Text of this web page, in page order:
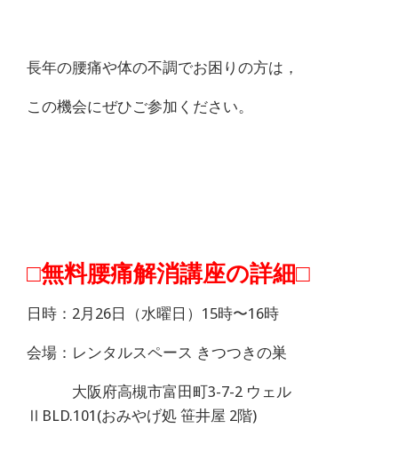
長年の腰痛や体の不調でお困りの方は，
この機会にぜひご参加ください。
□無料腰痛解消講座の詳細□
日時：2月26日（水曜日）15時〜16時
会場：レンタルスペース きつつきの巣
大阪府高槻市富田町3-7-2 ウェル
ⅡBLD.101(おみやげ処 笹井屋 2階)